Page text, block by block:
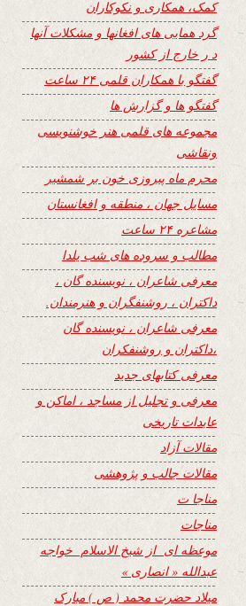
کمک، همکاری و نکوکاران
گرد همایی های افغانها و مشکلات آنها
د ر خارج از کشور
گفتگو با همکاران قلمی ۲۴ ساعت
گفتگو ها و گزارش ها
مجموعه های قلمی هنر خوشنویسی
ونقاشی
محرم ماه پیروزی خون بر شمشیر
مسایل جهان ، منطقه و افغانستان
مشاعره ۲۴ ساعت
مطالب و سروده های شب یلدا
معرفی شاعران ، نویسنده گان ،
داکتران ، روشنفگران و هنرمندان.
معرفی شاعران ، نویسنده گان
،داکتران و روشنفکران
معرفی کتابهای جدید
معرفی و تجلیل از مساجد ، اماکن و
عابدات تاریخی
مقالات آزاد
مقالات جالب و پژوهشی
مناجا ت
مناجات
موعظه ای از شیخ الاسلام خواجه
عبدالله « انصاری »
میلاد حضرت محمد ( ص ) مبارک